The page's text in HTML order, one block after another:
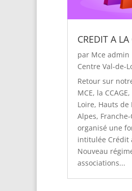
CREDIT A
par Mce admin
Centre Val-de-
Retour sur
MCE, la
Loire, Hauts de
Alpes,
organisé une
intitulée Crédit
Nouveau
associations...